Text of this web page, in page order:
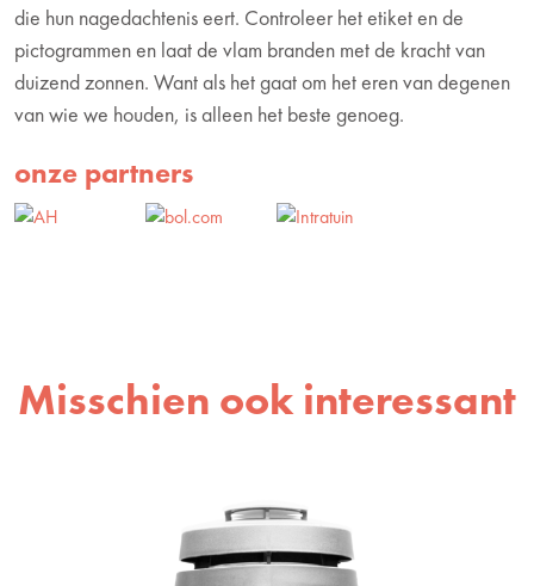
die hun nagedachtenis eert. Controleer het etiket en de
pictogrammen en laat de vlam branden met de kracht van
duizend zonnen. Want als het gaat om het eren van degenen
van wie we houden, is alleen het beste genoeg.
onze partners
Misschien ook interessant